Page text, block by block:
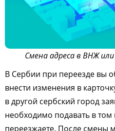
Смена адреса в ВНЖ
В Сербии при переезде вы
внести изменения в
в другой сербский город
необходимо подавать в том
переезжаете. После смены